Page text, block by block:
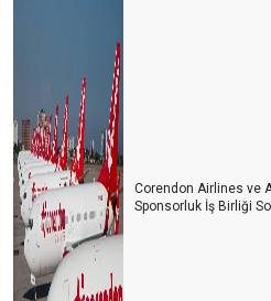
Vanilyalı dondurma ve Pontıac
Siz de havlunuzu evinizden
Türkler Antalya’ya gelsin mi?
Türkiye’nin Maldivleri Salda gölü
Fazla gıda ve POYD
Baltanızı bilemeyi unutmayın
Corendon Airlines ve
Sponsorluk İş Birliği